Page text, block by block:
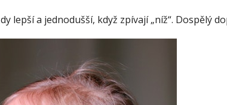
lepší a jednodušší, když zpívají „níž“. Dospělý